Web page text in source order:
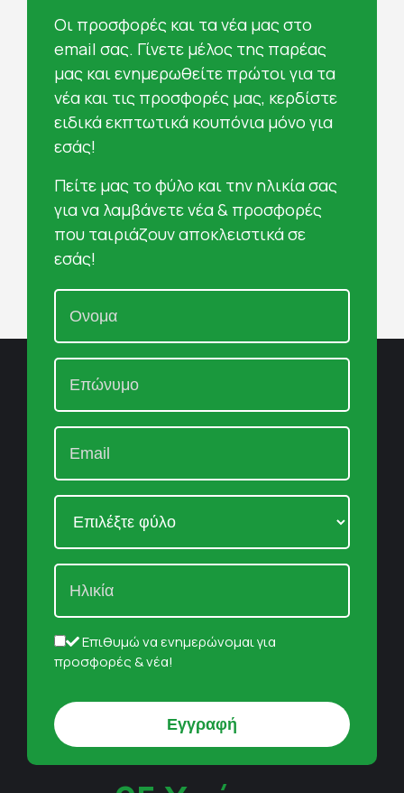
Oι προσφορές και τα νέα μας στο
email σας. Γίνετε μέλος της παρέας
μας και ενημερωθείτε πρώτοι για τα
νέα και τις προσφορές μας, κερδίστε
ειδικά εκπτωτικά κουπόνια μόνο για
εσάς!
Πείτε μας το φύλο και την ηλικία σας
για να λαμβάνετε νέα & προσφορές
που ταιριάζουν αποκλειστικά σε
εσάς!
Επιθυμώ να ενημερώνομαι για
προσφορές & νέα!